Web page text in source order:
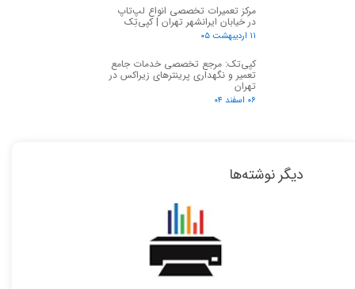
مرکز تعمیرات تخصصی انواع لپ‌تاپ
در خیابان ایرانشهر تهران | کپی‌تِک
۱۱ اردیبهشت ۰۵
کپی‌تک: مرجع تخصصی خدمات جامع
تعمیر و نگهداری پرینترهای زیراکس در
تهران
۰۶ اسفند ۰۴
دیگر نوشته‌ها